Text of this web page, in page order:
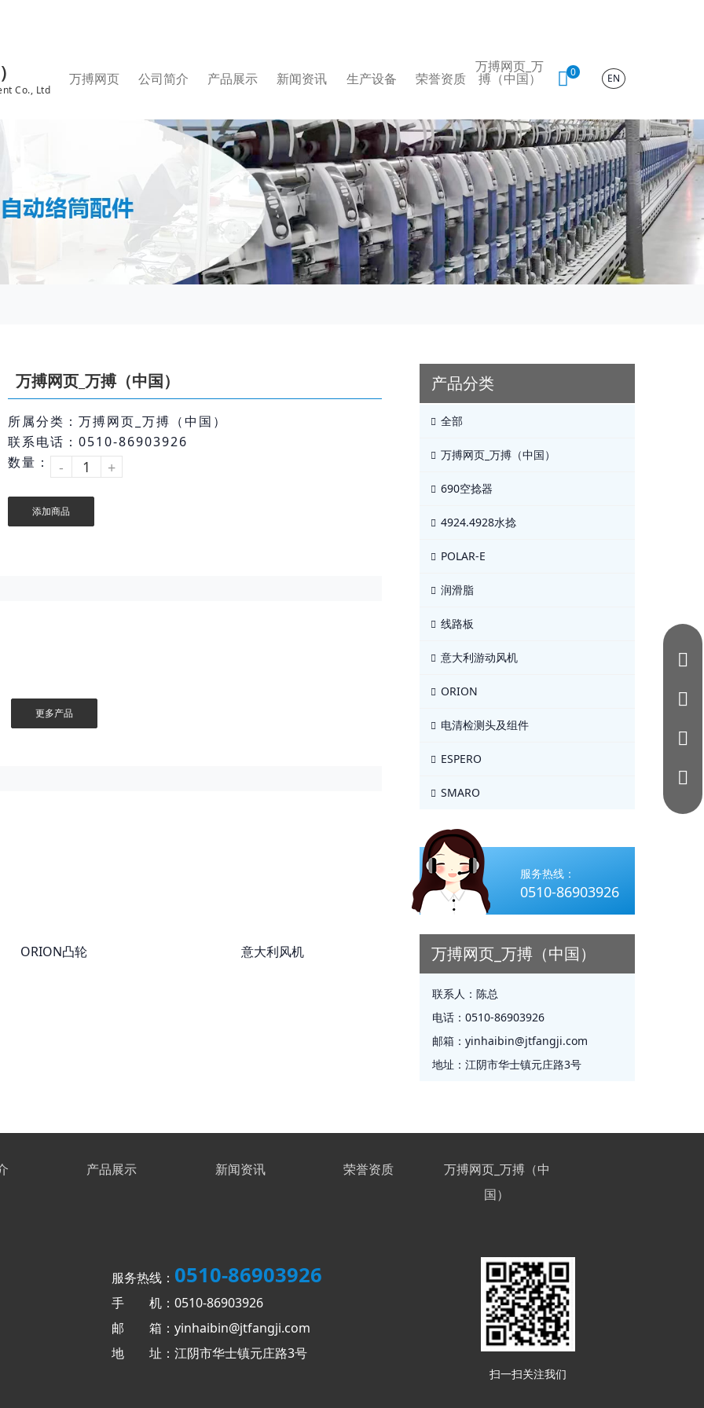
Co., Ltd
万搏网页 公司简介 产品展示 新闻资讯 生产设备 荣誉资质
万搏网页_万
搏（中国） 0 EN
万搏网页_万搏（中国）
所属分类：万搏网页_万搏（中国）
联系电话：0510-86903926
数量：
- +
添加商品
更多产品
ORION凸轮 意大利风机
产品分类
全部
万搏网页_万搏（中国）
690空捻器
4924.4928水捻
POLAR-E
润滑脂
线路板
意大利游动风机
ORION
电清检测头及组件
ESPERO
SMARO
服务热线：
0510-86903926
万搏网页_万搏（中国）
联系人： 陈总
电话： 0510-86903926
邮箱： yinhaibin@jtfangji.com
地址： 江阴市华士镇元庄路3号
产品展示 新闻资讯 荣誉资质
万搏网页_万搏（中
国）
服务热线： 0510-86903926
手 机：0510-86903926
邮 箱：yinhaibin@jtfangji.com
地 址：江阴市华士镇元庄路3号
扫一扫关注我们